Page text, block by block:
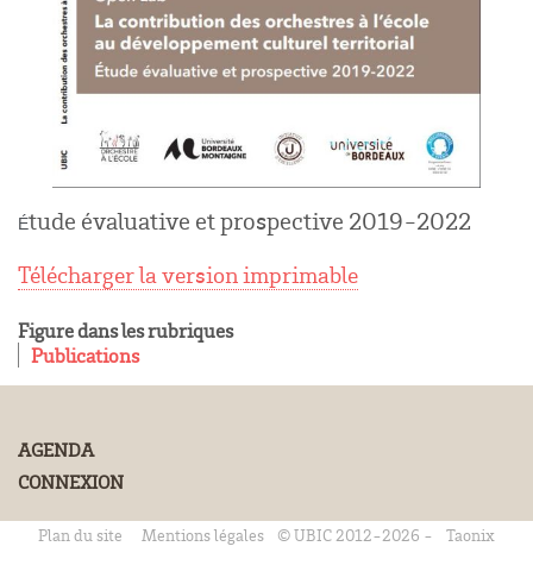
Étude évaluative et prospective 2019-2022
Télécharger la version imprimable
Figure dans les rubriques
Publications
AGENDA
CONNEXION
Plan du site Mentions légales © UBIC 2012-2026 - Taonix